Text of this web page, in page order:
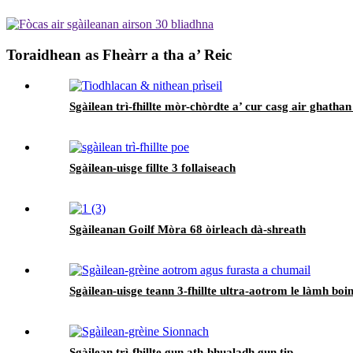
Toraidhean as Fheàrr a tha a’ Reic
Sgàilean trì-fhillte mòr-chòrdte a’ cur casg air
Sgàilean-uisge fillte 3 follaiseach
Sgàileanan Goilf Mòra 68 òirleach dà-shreath
Sgàilean-uisge teann 3-fhillte ultra-aotrom le làmh